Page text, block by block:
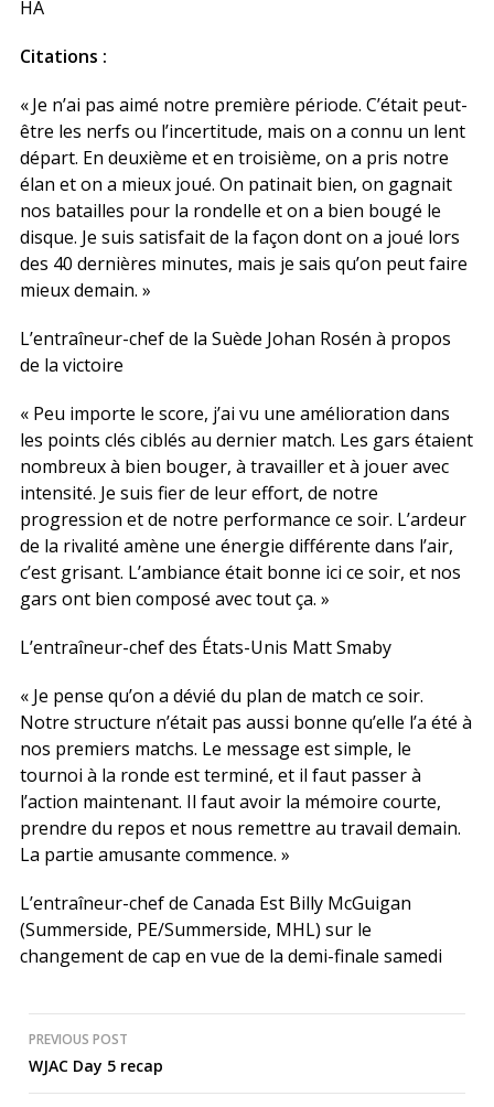
HA
Citations :
« Je n’ai pas aimé notre première période. C’était peut-
être les nerfs ou l’incertitude, mais on a connu un lent
départ. En deuxième et en troisième, on a pris notre
élan et on a mieux joué. On patinait bien, on gagnait
nos batailles pour la rondelle et on a bien bougé le
disque. Je suis satisfait de la façon dont on a joué lors
des 40 dernières minutes, mais je sais qu’on peut faire
mieux demain. »
L’entraîneur-chef de la Suède Johan Rosén à propos
de la victoire
« Peu importe le score, j’ai vu une amélioration dans
les points clés ciblés au dernier match. Les gars étaient
nombreux à bien bouger, à travailler et à jouer avec
intensité. Je suis fier de leur effort, de notre
progression et de notre performance ce soir. L’ardeur
de la rivalité amène une énergie différente dans l’air,
c’est grisant. L’ambiance était bonne ici ce soir, et nos
gars ont bien composé avec tout ça. »
L’entraîneur-chef des États-Unis Matt Smaby
« Je pense qu’on a dévié du plan de match ce soir.
Notre structure n’était pas aussi bonne qu’elle l’a été à
nos premiers matchs. Le message est simple, le
tournoi à la ronde est terminé, et il faut passer à
l’action maintenant. Il faut avoir la mémoire courte,
prendre du repos et nous remettre au travail demain.
La partie amusante commence. »
L’entraîneur-chef de Canada Est Billy McGuigan
(Summerside, PE/Summerside, MHL) sur le
changement de cap en vue de la demi-finale samedi
Post
navigation
PREVIOUS POST
WJAC Day 5 recap